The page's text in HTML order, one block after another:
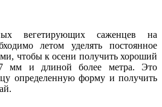
вегетирующих саженцев на
летом уделять постоянное
чтобы к осени получить хороший
мм и длиной более метра. Это
определенную форму и получить